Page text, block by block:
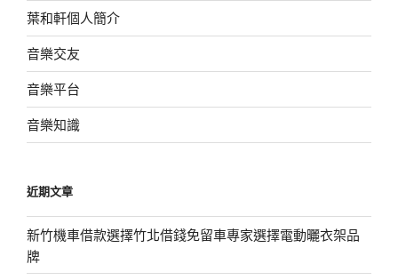
葉和軒個人簡介
音樂交友
音樂平台
音樂知識
近期文章
新竹機車借款選擇竹北借錢免留車專家選擇電動曬衣架品
牌